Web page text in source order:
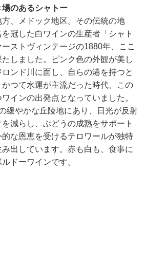
のあるシャトー
、メドック地区。その伝統の地
冠した白ワインの生産者「シャト
ストヴィンテージの1880年、ここ
しました。ピンク色の外観が美し
ンド川に面し、自らの港を持つと
つて水運が主流だった時代、この
インの出発点となっていました。
緩やかな丘陵地にあり、日光が反射
減らし、ぶどうの成熟をサポート
な恩恵を受けるテロワールが独特
出しています。赤も白も、食事に
ドーワインです。